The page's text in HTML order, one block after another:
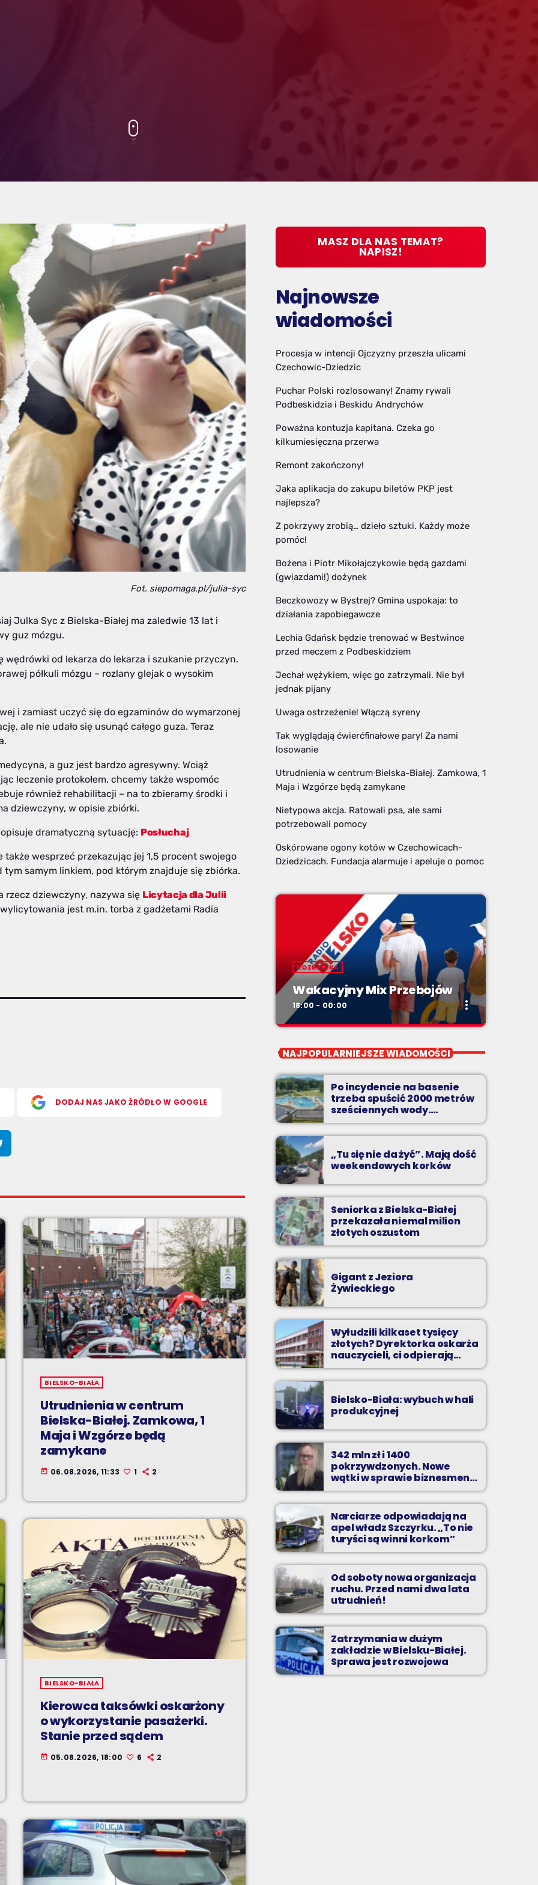
Fot. siepomaga.pl/julia-syc
Julka Syc z Bielska-Białej ma zaledwie 13 lat i
guz mózgu.
wędrówki od lekarza do lekarza i szukanie przyczyn.
półkuli mózgu – rozlany glejak o wysokim
i zamiast uczyć się do egzaminów do wymarzonej
ale nie udało się usunąć całego guza. Teraz
a guz jest bardzo agresywny. Wciąż
leczenie protokołem, chcemy także wspomóc
również rehabilitacji – na to zbieramy środki i
dziewczyny, w opisie zbiórki.
dramatyczną sytuację: Posłuchaj
także wesprzeć przekazując jej 1,5 procent swojego
samym linkiem, pod którym znajduje się zbiórka.
rzecz dziewczyny, nazywa się Licytacja dla Julii
jest m.in. torba z gadżetami Radia
DODAJ NAS JAKO ŹRÓDŁO W GOOGLE
BIELSKO-BIAŁA
Utrudnienia w centrum
Bielska-Białej. Zamkowa, 1
Maja i Wzgórze będą
zamykane
today 06.08.2026, 11:33 1 2
BIELSKO-BIAŁA
Kierowca taksówki oskarżony
o wykorzystanie pasażerki.
Stanie przed sądem
today 05.08.2026, 18:00 6 2
MASZ DLA NAS TEMAT?
NAPISZ!
Najnowsze
wiadomości
Procesja w intencji Ojczyzny przeszła ulicami
Czechowic-Dziedzic
Puchar Polski rozlosowany! Znamy rywali
Podbeskidzia i Beskidu Andrychów
Poważna kontuzja kapitana. Czeka go
kilkumiesięczna przerwa
Remont zakończony!
Jaka aplikacja do zakupu biletów PKP jest
najlepsza?
Z pokrzywy zrobią… dzieło sztuki. Każdy może
pomóc!
Bożena i Piotr Mikołajczykowie będą gazdami
(gwiazdami!) dożynek
Beczkowozy w Bystrej? Gmina uspokaja: to
działania zapobiegawcze
Lechia Gdańsk będzie trenować w Bestwince
przed meczem z Podbeskidziem
Jechał wężykiem, więc go zatrzymali. Nie był
jednak pijany
Uwaga ostrzeżenie! Włączą syreny
Tak wyglądają ćwierćfinałowe pary! Za nami
losowanie
Utrudnienia w centrum Bielska-Białej. Zamkowa, 1
Maja i Wzgórze będą zamykane
Nietypowa akcja. Ratowali psa, ale sami
potrzebowali pomocy
Oskórowane ogony kotów w Czechowicach-
Dziedzicach. Fundacja alarmuje i apeluje o pomoc
ROZRYWKA
Wakacyjny Mix Przebojów
18:00 - 00:00 more_vert
Wakacyjny Mix Przebojów
to najgorętsze hity lata, muzyczne plażowe
perełki, wspomnienia letnich przebojów,
nowości i premiery oraz Wasze pozdrowienia
z wakacji!
NAJPOPULARNIEJSZE WIADOMOŚCI
Po incydencie na basenie
trzeba spuścić 2000 metrów
sześciennych wody.
„Ogromne koszty i ogromna
praca”
„Tu się nie da żyć”. Mają dość
weekendowych korków
Seniorka z Bielska-Białej
przekazała niemal milion
złotych oszustom
Gigant z Jeziora
Żywieckiego
Wyłudzili kilkaset tysięcy
złotych? Dyrektorka oskarża
nauczycieli, ci odpierają
zarzuty
Bielsko-Biała: wybuch w hali
produkcyjnej
342 mln zł i 1400
pokrzywdzonych. Nowe
wątki w sprawie biznesmena
z Bielska-Białej
Narciarze odpowiadają na
apel władz Szczyrku. „To nie
turyści są winni korkom”
Od soboty nowa organizacja
ruchu. Przed nami dwa lata
utrudnień!
Zatrzymania w dużym
zakładzie w Bielsku-Białej.
Sprawa jest rozwojowa